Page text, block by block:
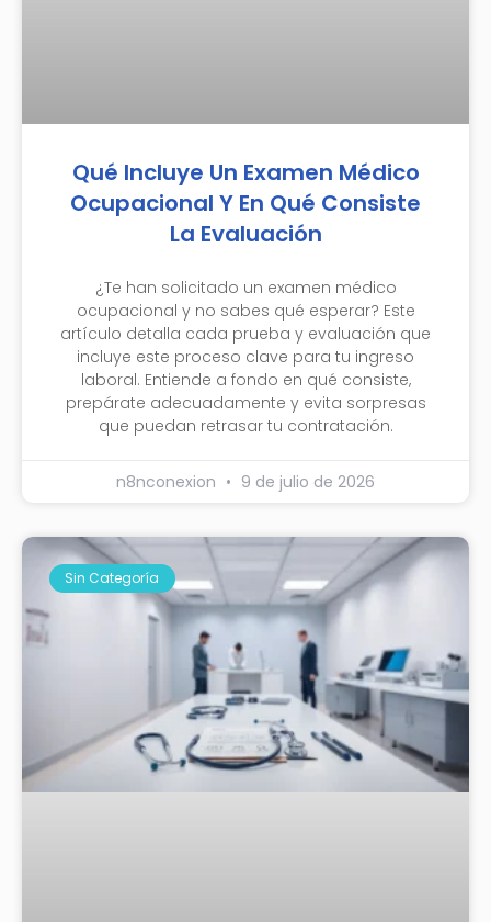
Qué Incluye Un Examen Médico
Ocupacional Y En Qué Consiste
La Evaluación
¿Te han solicitado un examen médico
ocupacional y no sabes qué esperar? Este
artículo detalla cada prueba y evaluación que
incluye este proceso clave para tu ingreso
laboral. Entiende a fondo en qué consiste,
prepárate adecuadamente y evita sorpresas
que puedan retrasar tu contratación.
n8nconexion 9 de julio de 2026
Sin Categoría